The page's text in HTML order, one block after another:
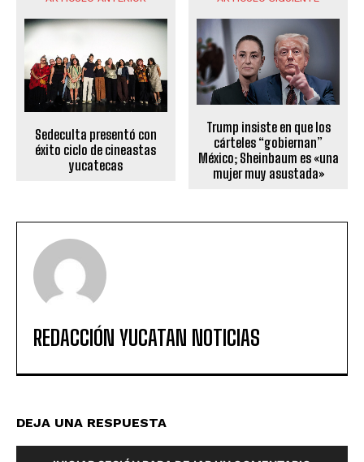
Sedeculta presentó con
éxito ciclo de cineastas
yucatecas
Trump insiste en que los
cárteles “gobiernan”
México; Sheinbaum es «una
mujer muy asustada»
REDACCIÓN YUCATAN NOTICIAS
DEJA UNA RESPUESTA